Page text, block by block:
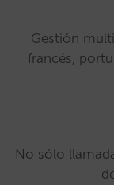
Gestión
francés,
No sólo